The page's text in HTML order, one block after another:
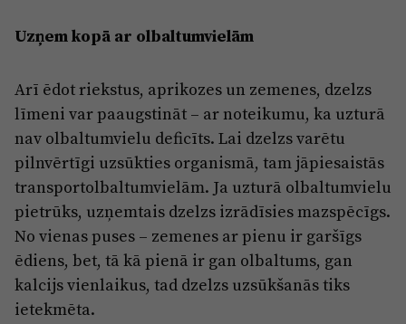
Uzņem kopā ar olbaltumvielām
Arī ēdot riekstus, aprikozes un zemenes, dzelzs
līmeni var paaugstināt – ar noteikumu, ka uzturā
nav olbaltumvielu deficīts. Lai dzelzs varētu
pilnvērtīgi uzsūkties organismā, tam jāpiesaistās
transportolbaltumvielām. Ja uzturā olbaltumvielu
pietrūks, uzņemtais dzelzs izrādīsies mazspēcīgs.
No vienas puses – zemenes ar pienu ir garšīgs
ēdiens, bet, tā kā pienā ir gan olbaltums, gan
kalcijs vienlaikus, tad dzelzs uzsūkšanās tiks
ietekmēta.